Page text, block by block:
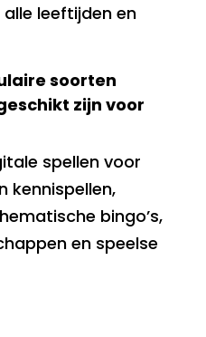
leeftijden en
soorten
zijn voor
spellen voor
kennispellen,
bingo’s,
en speelse